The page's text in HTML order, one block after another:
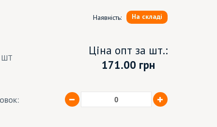
Наявність: На складі
ШТ
Ціна опт за шт.:
171.00 грн